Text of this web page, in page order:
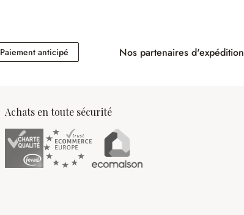
Paiement anticipéPaiement anticipéNos partenaires d'expédition
Achats en toute sécurité